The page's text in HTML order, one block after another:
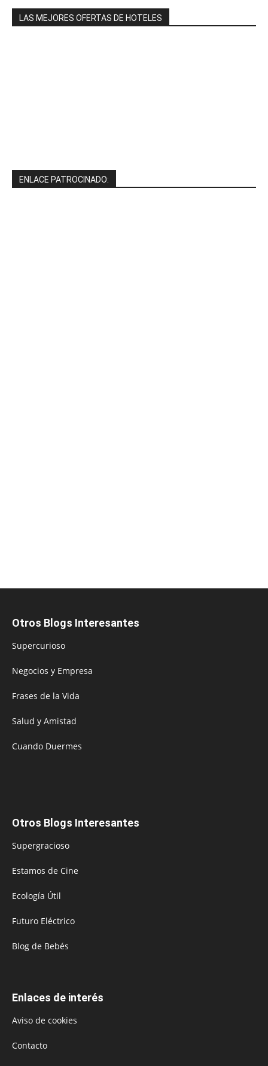
LAS MEJORES OFERTAS DE HOTELES
ENLACE PATROCINADO:
Otros Blogs Interesantes
Supercurioso
Negocios y Empresa
Frases de la Vida
Salud y Amistad
Cuando Duermes
Otros Blogs Interesantes
Supergracioso
Estamos de Cine
Ecología Útil
Futuro Eléctrico
Blog de Bebés
Enlaces de interés
Aviso de cookies
Contacto